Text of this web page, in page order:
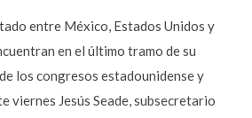
entre México, Estados Unidos y
en el último tramo de su
los congresos estadounidense y
viernes Jesús Seade, subsecretario